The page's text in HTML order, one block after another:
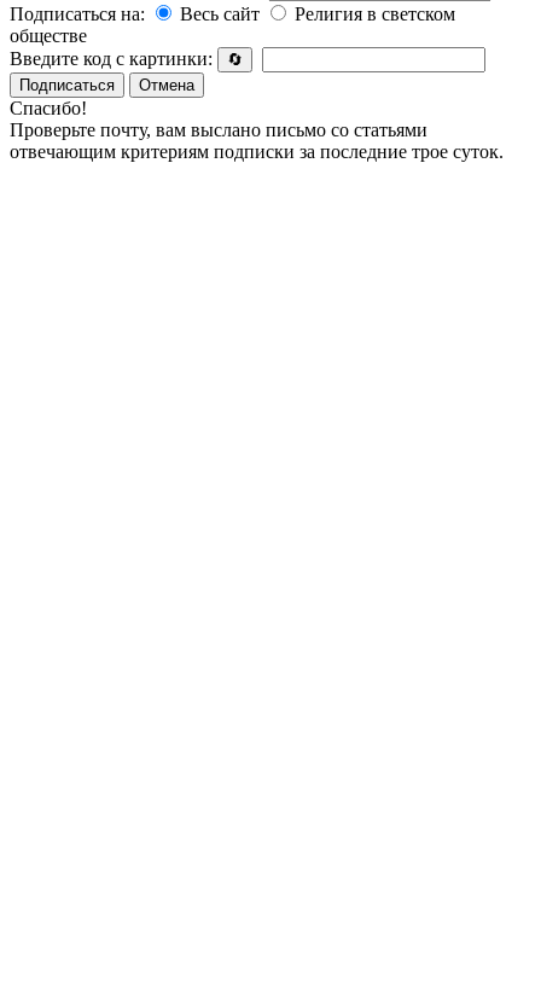
Подписаться на:
Весь сайт
Религия в светском
обществе
Введите код с картинки:
🔄
Подписаться
Отмена
Спасибо!
Проверьте почту, вам выслано письмо со статьями
отвечающим критериям подписки за последние трое суток.